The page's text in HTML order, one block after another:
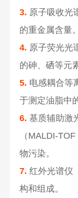
3. 原子吸收光
的重金属含量。
4. 原子荧光光
的砷、硒等元
5. 电感耦合等
于测定油脂中
6. 基质辅助激
（MALDI-
物污染。
7. 红外光谱仪
构和组成。